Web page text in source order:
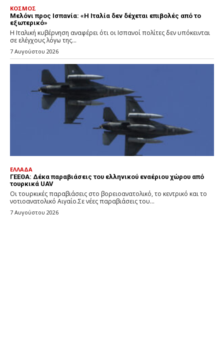
ΚΟΣΜΟΣ
Μελόνι προς Ισπανία: «Η Ιταλία δεν δέχεται επιβολές από το
εξωτερικό»
Η Ιταλική κυβέρνηση αναφέρει ότι οι Ισπανοί πολίτες δεν υπόκεινται
σε ελέγχους λόγω της...
7 Αυγούστου 2026
ΕΛΛΑΔΑ
ΓΕΕΘΑ: Δέκα παραβιάσεις του ελληνικού εναέριου χώρου από
τουρκικά UAV
Οι τουρκικές παραβιάσεις στο βορειοανατολικό, το κεντρικό και το
νοτιοανατολικό Αιγαίο.Σε νέες παραβιάσεις του...
7 Αυγούστου 2026